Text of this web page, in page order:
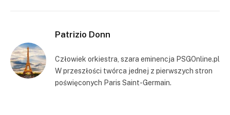
Patrizio Donn
Człowiek orkiestra, szara eminencja PSGOnline.pl
W przeszłości twórca jednej z pierwszych stron
poświęconych Paris Saint-Germain.